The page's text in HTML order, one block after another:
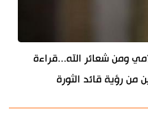
ومن شعائر الله...قراءة
من رؤية قائد الثورة